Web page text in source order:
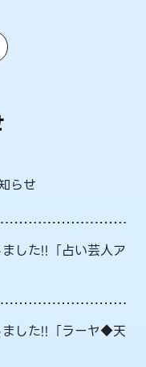
らせ
した!!「占い芸人ア
した!!「ラーヤ◆天